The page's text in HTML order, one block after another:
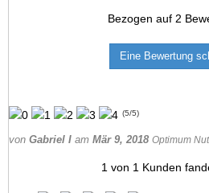
Bezogen auf 2
Eine Bewertung
(5/5)
von Gabriel I am Mär 9, 2018 Optimum
1 von 1 Kunden